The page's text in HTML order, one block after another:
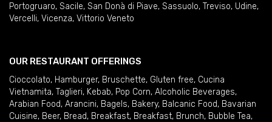
Portogruaro, Sacile, San Donà di Piave, Sassuolo, Treviso, Udine,
Vercelli, Vicenza, Vittorio Veneto
OUR RESTAURANT OFFERINGS
Cioccolato, Hamburger, Bruschette, Gluten free, Cucina
Vietnamita, Taglieri, Kebab, Pop Corn, Alcoholic Beverages,
Arabian Food, Arancini, Bagels, Bakery, Balcanic Food, Bavarian
Cuisine, Beer, Bread, Breakfast, Breakfast, Brunch, Bubble Tea,